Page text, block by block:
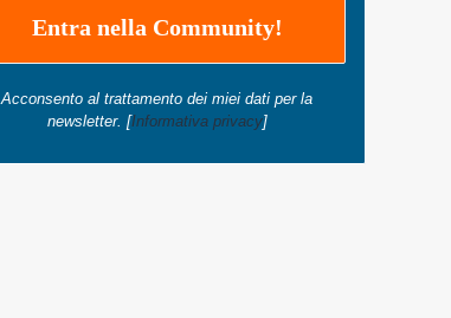
Acconsento al trattamento dei miei dati per la
newsletter. [Informativa privacy]